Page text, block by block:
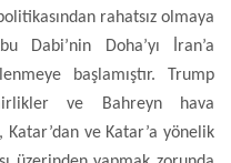
rahatsız olmaya
Dabi’nin Doha’yı İran’a
başlamıştır. Trump
ve Bahreyn hava
Katar’dan ve Katar’a yönelik